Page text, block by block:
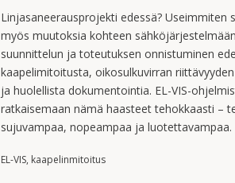
Linjasaneerausprojekti edessä? Useimmiten
myös muutoksia kohteen
suunnittelun ja toteutuksen onnistuminen
kaapelimitoitusta, oikosulkuvirran
ja huolellista dokumentointia. EL-VIS-
ratkaisemaan nämä haasteet tehokkaasti –
sujuvampaa, nopeampaa ja luotettavampaa.
EL-VIS, kaapelinmitoitus